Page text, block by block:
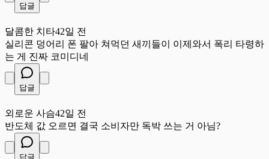
답글
달콤한 치타42일 전
실리콘 덩어리 폰 팔아 쳐먹던 새끼들이 이제와서 폭리 타령하
는 게 진짜 코미디네
답글
외로운 사슴42일 전
반도체 값 오르면 결국 소비자만 독박 쓰는 거 아님?
답글